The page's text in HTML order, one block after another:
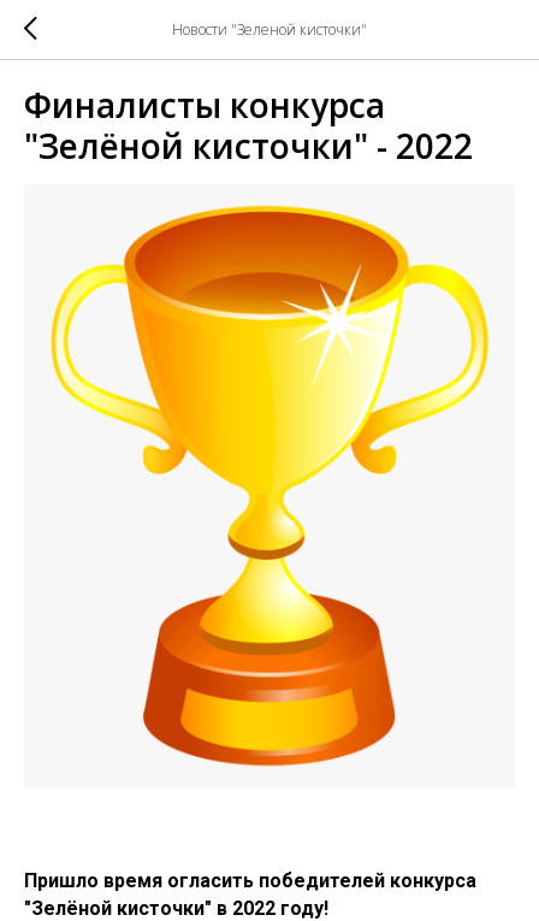
Новости "Зеленой кисточки"
Финалисты конкурса
"Зелёной кисточки" - 2022
Пришло время огласить победителей конкурса
"Зелёной кисточки" в 2022 году!